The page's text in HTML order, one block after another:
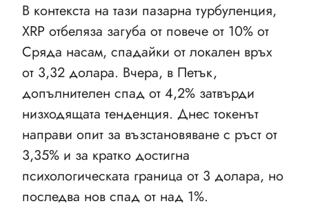
В контекста на тази пазарна турбуленция,
XRP отбеляза загуба от повече от 10% от
Сряда насам, спадайки от локален връх
от 3,32 долара. Вчера, в Петък,
допълнителен спад от 4,2% затвърди
низходящата тенденция. Днес токенът
направи опит за възстановяване с ръст от
3,35% и за кратко достигна
психологическата граница от 3 долара, но
последва нов спад от над 1%.